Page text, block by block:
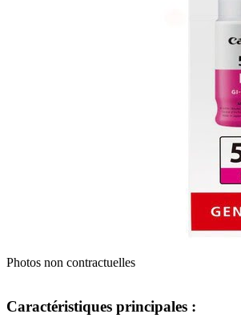
Photos non contractuelles
Caractéristiques principales :